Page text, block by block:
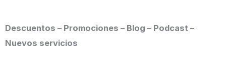
Descuentos – Promociones – Blog – Podcast –
Nuevos servicios